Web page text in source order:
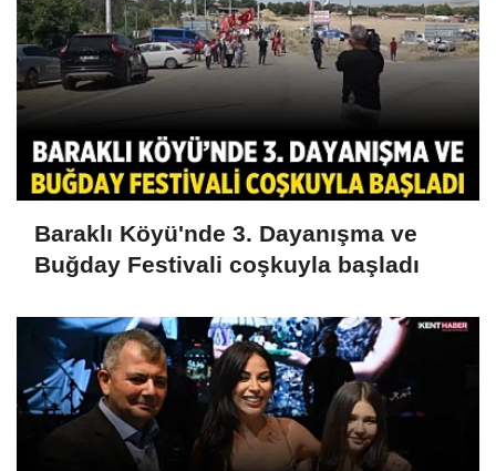
Baraklı Köyü'nde 3. Dayanışma ve
Buğday Festivali coşkuyla başladı